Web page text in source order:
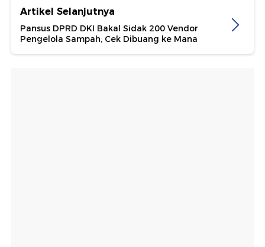
Artikel Selanjutnya
Pansus DPRD DKI Bakal Sidak 200 Vendor
Pengelola Sampah, Cek Dibuang ke Mana